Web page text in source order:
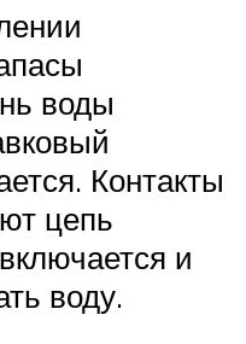
воды
Контакты
цепь
и
воду.